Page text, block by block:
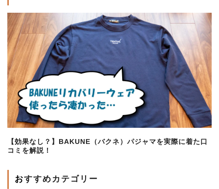
【効果なし？】BAKUNE（バクネ）パジャマを実際に着た口
コミを解説！
おすすめカテゴリー